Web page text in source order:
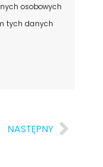
osobowych
tych danych
NASTĘPNY